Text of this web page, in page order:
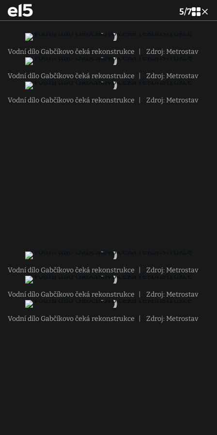
5/7
Vodní dílo Gabčíkovo čeká rekonstrukce Zdroj: Metrostav
Vodní dílo Gabčíkovo čeká rekonstrukce Zdroj: Metrostav
Vodní dílo Gabčíkovo čeká rekonstrukce Zdroj: Metrostav
Vodní dílo Gabčíkovo čeká rekonstrukce Zdroj: Metrostav
Vodní dílo Gabčíkovo čeká rekonstrukce Zdroj: Metrostav
Vodní dílo Gabčíkovo čeká rekonstrukce Zdroj: Metrostav